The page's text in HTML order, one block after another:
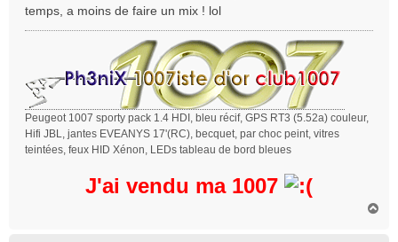
temps, a moins de faire un mix ! lol
Peugeot 1007 sporty pack 1.4 HDI, bleu récif, GPS RT3 (5.52a) couleur,
Hifi JBL, jantes EVEANYS 17'(RC), becquet, par choc peint, vitres
teintées, feux HID Xénon, LEDs tableau de bord bleues
J'ai vendu ma 1007